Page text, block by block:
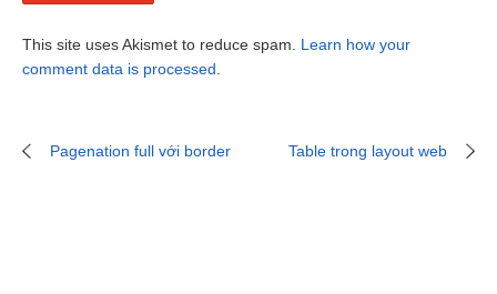
This site uses Akismet to reduce spam. Learn how your
comment data is processed
Pagenation full với border Table trong layout web